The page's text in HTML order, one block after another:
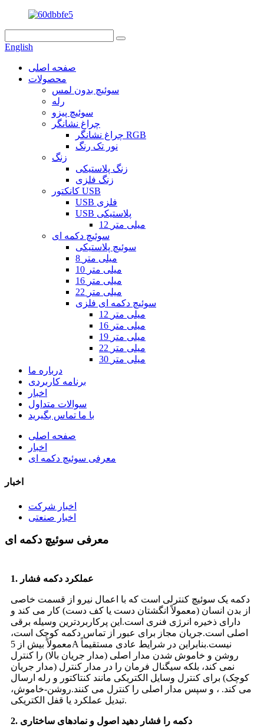
English
صفحه اصلی
محصولات
سوئیچ بدون لمس
رله
سوئیچ پیزو
چراغ نشانگر
چراغ نشانگر RGB
نور تک رنگ
زنگ
زنگ پلاستیکی
زنگ فلزی
کانکتور USB
USB فلزی
USB پلاستیکی
12 میلی متر
سوئیچ دکمه ای
سوئیچ پلاستیکی
8 میلی متر
10 میلی متر
16 میلی متر
22 میلی متر
سوئیچ دکمه ای فلزی
12 میلی متر
16 میلی متر
19 میلی متر
22 میلی متر
30 میلی متر
درباره ما
برنامه کاربردی
اخبار
سوالات متداول
با ما تماس بگیرید
صفحه اصلی
اخبار
معرفی سوئیچ دکمه ای
اخبار
اخبار شرکت
اخبار صنعتی
معرفی سوئیچ دکمه ای
1. عملکرد دکمه فشار
دکمه یک سوئیچ کنترلی است که با اعمال نیرو از قسمت خاصی
از بدن انسان (معمولاً انگشتان دست یا کف دست) کار می کند و
دارای ذخیره انرژی فنری است.این پرکاربردترین وسیله برقی
اصلی است.جریان مجاز برای عبور از تماس دکمه کوچک است،
معمولاً بیش از 5A نیست.بنابراین در شرایط عادی مستقیماً
روشن و خاموش شدن مدار اصلی (مدار جریان بالا) را کنترل
نمی کند، بلکه سیگنال فرمان را در مدار کنترل (مدار جریان
کوچک) برای کنترل وسایل الکتریکی مانند کنتاکتور و رله ارسال
می کند. ، و سپس مدار اصلی را کنترل می کنند.روشن-خاموش،
تبدیل عملکرد یا قفل الکتریکی.
2. دکمه را فشار دهید اصول و نمادهای ساختاری